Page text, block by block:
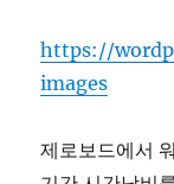
https://
images
제로보드에서